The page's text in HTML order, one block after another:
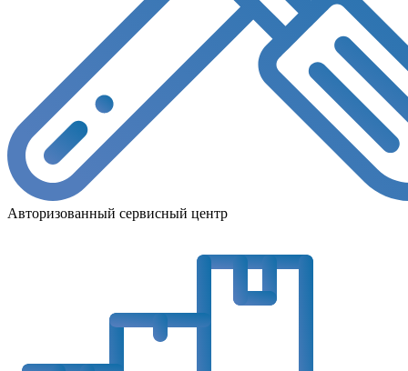
Авторизованный сервисный центр